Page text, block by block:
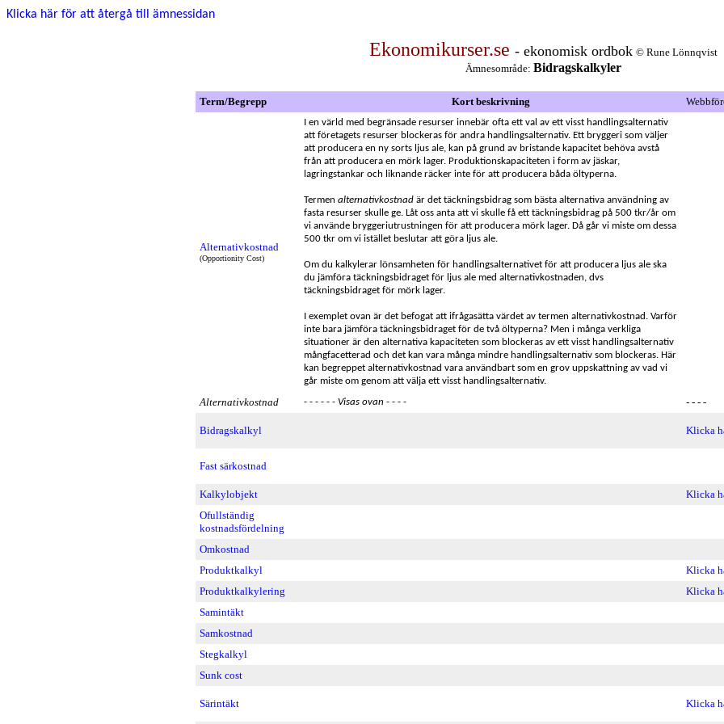
Klicka här för att återgå till ämnessidan
Ekonomikurser.se - ekonomisk ordbok © Rune Lönnqvist
Ämnesområde: Bidragskalkyler
Term/Begrepp Kort beskrivning
Alternativkostnad
(Opportionity Cost)
I en värld med begränsade resurser innebär ofta ett val av ett visst handlingsalternativ
att företagets resurser blockeras för andra handlingsalternativ. Ett bryggeri som väljer
att producera en ny sorts ljus ale, kan på grund av bristande kapacitet behöva avstå
från att producera en mörk lager. Produktionskapaciteten i form av jäskar,
lagringstankar och liknande räcker inte för att producera båda öltyperna.
Termen alternativkostnad är det täckningsbidrag som bästa alternativa användning av
fasta resurser skulle ge. Låt oss anta att vi skulle få ett täckningsbidrag på 500 tkr/år om
vi använde bryggeriutrustningen för att producera mörk lager. Då går vi miste om dessa
500 tkr om vi istället beslutar att göra ljus ale.
Om du kalkylerar lönsamheten för handlingsalternativet för att producera ljus ale ska
du jämföra täckningsbidraget för ljus ale med alternativkostnaden, dvs
täckningsbidraget för mörk lager.
I exemplet ovan är det befogat att ifrågasätta värdet av termen alternativkostnad. Varför
inte bara jämföra täckningsbidraget för de två öltyperna? Men i många verkliga
situationer är den alternativa kapaciteten som blockeras av ett visst handlingsalternativ
mångfacetterad och det kan vara många mindre handlingsalternativ som blockeras. Här
kan begreppet alternativkostnad vara användbart som en grov uppskattning av vad vi
går miste om genom att välja ett visst handlingsalternativ.
Alternativkostnad - - - - - - Visas ovan - - - - - - - -
Bidragskalkyl Klicka
Fast särkostnad
Kalkylobjekt
Klicka
Ofullständig
kostnadsfördelning
Omkostnad
Produktkalkyl
Klicka
Produktkalkylering
Klicka
Samintäkt
Samkostnad
Stegkalkyl
Sunk cost
Särintäkt Klicka